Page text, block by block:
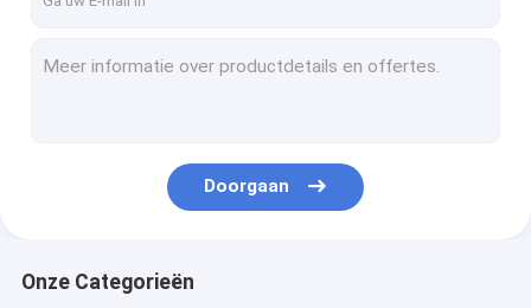
Doorgaan
Onze Categorieën